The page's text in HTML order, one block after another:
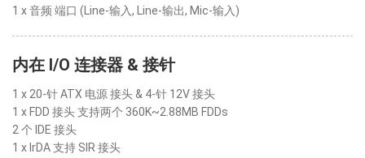
1 x 音频 端口 (Line-输入, Line-输出, Mic-输入)
内在 I/O 连接器 & 接针
1 x 20-针 ATX 电源 接头 & 4-针 12V 接头
1 x FDD 接头 支持两个 360K~2.88MB FDDs
2 个 IDE 接头
1 x IrDA 支持 SIR 接头